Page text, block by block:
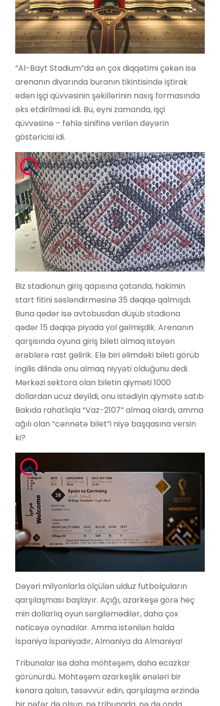
“Al-Bayt Stadium”da ən çox diqqətimi çəkən isə
arenanın divarında buranın tikintisində iştirak
edən işçi qüvvəsinin şəkillərinin naxış formasında
əks etdirilməsi idi. Bu, eyni zamanda, işçi
qüvvəsinə – fəhlə sinifinə verilən dəyərin
göstəricisi idi.
Biz stadionun giriş qapısına çatanda, hakimin
start fitini səsləndirməsinə 35 dəqiqə qalmışdı.
Buna qədər isə avtobusdan düşüb stadiona
qədər 15 dəqiqə piyada yol gəlmişdik. Arenanın
qarşısında oyuna giriş bileti almaq istəyən
ərəblərə rast gəlirik. Elə biri əlimdəki bileti görüb
ingilis dilində onu almaq niyyəti olduğunu dedi.
Mərkəzi sektora olan biletin qiyməti 1000
dollardan ucuz deyildi, onu istədiyin qiymətə satıb
Bakıda rahatlıqla “Vaz-2107” almaq olardı, amma
ağılı olan “cənnətə bilet”i niyə başqasına versin
ki?
Dəyəri milyonlarla ölçülən ulduz futbolçuların
qarşılaşması başlayır. Açığı, azarkeşə görə heç
min dollarlıq oyun sərgiləmədilər, daha çox
nəticəyə oynadılar. Amma istənilən halda
İspaniya İspaniyadır, Almaniya da Almaniya!
Tribunalar isə daha möhtəşəm, daha ecazkar
görünürdü. Möhtəşəm azarkeşlik ənələri bir
kənara qalsın, təsəvvür edin, qarşılaşma ərzində